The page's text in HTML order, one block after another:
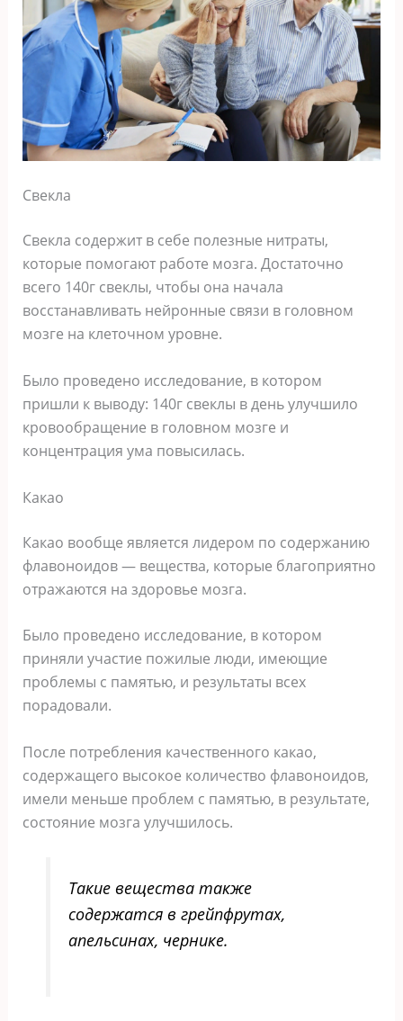
Свекла
Свекла содержит в себе полезные нитраты,
которые помогают работе мозга. Достаточно
всего 140г свеклы, чтобы она начала
восстанавливать нейронные связи в головном
мозге на клеточном уровне.
Было проведено исследование, в котором
пришли к выводу: 140г свеклы в день улучшило
кровообращение в головном мозге и
концентрация ума повысилась.
Какао
Какао вообще является лидером по содержанию
флавоноидов — вещества, которые благоприятно
отражаются на здоровье мозга.
Было проведено исследование, в котором
приняли участие пожилые люди, имеющие
проблемы с памятью, и результаты всех
порадовали.
После потребления качественного какао,
содержащего высокое количество флавоноидов,
имели меньше проблем с памятью, в результате,
состояние мозга улучшилось.
Такие вещества также
содержатся в грейпфрутах,
апельсинах, чернике.